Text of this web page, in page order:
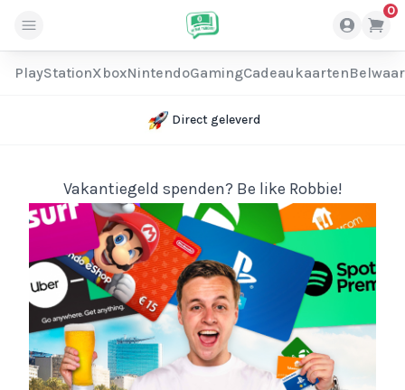
0
PlayStationXboxNintendoGamingCadeaukaarten
Direct geleverd
Vakantiegeld spenden? Be like Robbie!